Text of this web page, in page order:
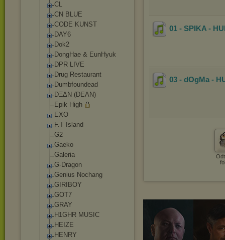
CL
CN BLUE
CODE KUNST
DAY6
Dok2
DongHae & EunHyuk
DPR LIVE
Drug Restaurant
Dumbfoundead
DΞΔN (DEAN)
Epik High
EXO
F.T Island
G2
Gaeko
Galeria
G-Dragon
Genius Nochang
GIRIBOY
GOT7
GRAY
H1GHR MUSIC
HEIZE
HENRY
01 - SPIKA -
03 - dOgMa -